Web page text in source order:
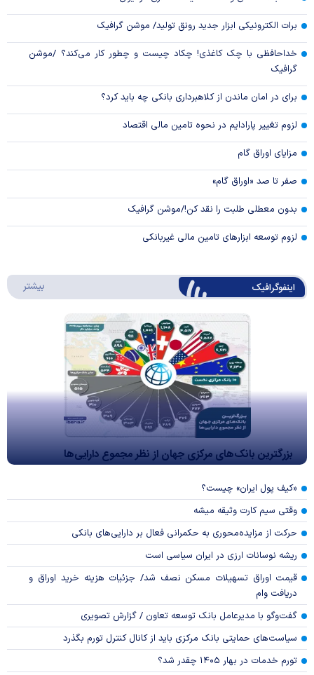
برات الکترونیکی ابزار جدید رونق تولید/ موشن گرافیک
خداحافظی با چک کاغذی! چکاد چیست و چطور کار می‌کند؟ /موشن
گرافیک
برای در امان ماندن از کلاهبرداری بانکی چه باید کرد؟
لزوم تغییر پارادایم در نحوه تامین مالی اقتصاد
مزایای اوراق گام
صفر تا صد «اوراق گام»
بدون معطلی طلبت را نقد کن!/موشن گرافیک
لزوم توسعه ابزارهای تامین مالی غیربانکی
اینفوگرافیک بیشتر
بزرگترین بانک‌های مرکزی جهان از نظر مجموع دارایی‌ها
«کیف پول ایران» چیست؟
وقتی سیم کارت وثیقه میشه
حرکت از مزایده‌محوری به حکمرانی فعال بر دارایی‌های بانکی
ریشه نوسانات ارزی در ایران سیاسی است
قیمت اوراق تسهیلات مسکن نصف شد/ جزئیات هزینه خرید اوراق و
دریافت وام
گفت‌وگو با مدیرعامل بانک توسعه تعاون / گزارش تصویری
سیاست‌های حمایتی بانک مرکزی باید از کانال کنترل تورم بگذرد
تورم خدمات در بهار ۱۴۰۵ چقدر شد؟